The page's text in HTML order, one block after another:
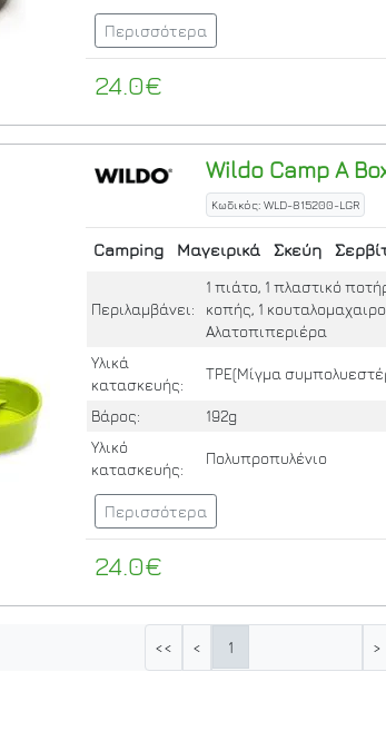
Περισσότερα
24.0€
WildoCamp A
Κωδικός: WLD-815200-LGR
Camping Μαγειρικά Σκεύη
Περιλαμβάνει:
1 πιάτο, 1 πλαστικό
κοπής, 1
Αλατοπιπεριέρα
Υλικά
κατασκευής:
TPE(Μίγμα
Βάρος:
192g
Υλικό
κατασκευής:
Πολυπροπυλένιο
Περισσότερα
24.0€
<< < 1 >